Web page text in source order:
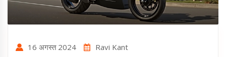
16 अगस्त 2024 Ravi Kant